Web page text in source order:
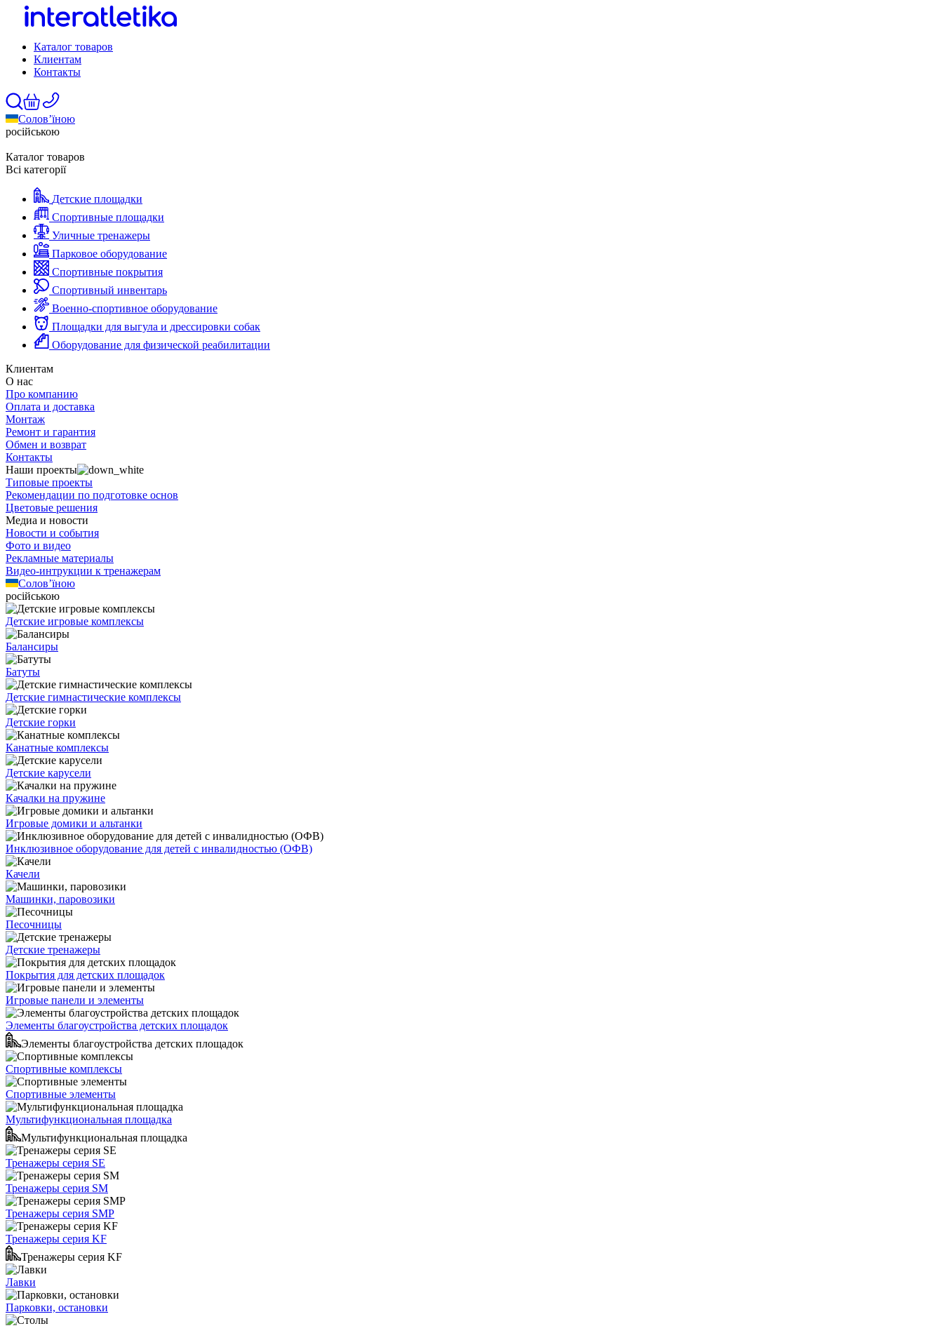
Каталог товаров
Клиентам
Контакты
Солов’їною
російською
Каталог товаров
Всі категорії
Детские площадки
Спортивные площадки
Уличные тренажеры
Парковое оборудование
Спортивные покрытия
Спортивный инвентарь
Военно-спортивное оборудование
Площадки для выгула и дрессировки собак
Оборудование для физической реабилитации
Клиентам
О нас
Про компанию
Оплата и доставка
Монтаж
Ремонт и гарантия
Обмен и возврат
Контакты
Наши проекты
Типовые проекты
Рекомендации по подготовке основ
Цветовые решения
Медиа и новости
Новости и события
Фото и видео
Рекламные материалы
Видео-интрукции к тренажерам
Солов’їною
російською
Детские игровые комплексы
Балансиры
Батуты
Детские гимнастические комплексы
Детские горки
Канатные комплексы
Детские карусели
Качалки на пружине
Игровые домики и альтанки
Инклюзивное оборудование для детей с инвалидностью (ОФВ)
Качели
Машинки, паровозики
Песочницы
Детские тренажеры
Покрытия для детских площадок
Игровые панели и элементы
Элементы благоустройства детских площадок
Элементы благоустройства детских площадок
Спортивные комплексы
Спортивные элементы
Мультифункциональная площадка
Мультифункциональная площадка
Тренажеры серия SE
Тренажеры серия SM
Тренажеры серия SMP
Тренажеры серия KF
Тренажеры серия KF
Лавки
Парковки, остановки